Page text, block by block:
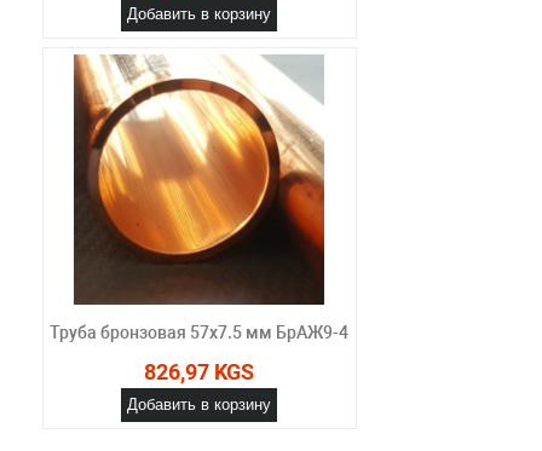
Добавить в корзину
Труба бронзовая 57х7.5 мм БрАЖ9-4
826,97 KGS
Добавить в корзину